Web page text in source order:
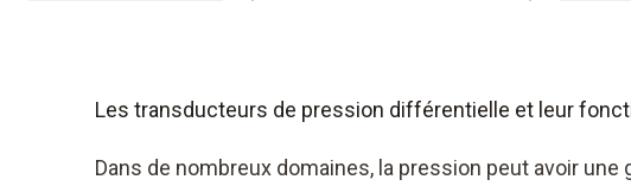
Les transducteurs de pression différentielle et leur
Dans de nombreux domaines, la pression peut avoir une